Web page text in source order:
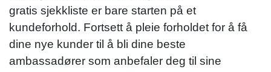
gratis sjekkliste er bare starten på et
kundeforhold. Fortsett å pleie forholdet for å få
dine nye kunder til å bli dine beste
ambassadører som anbefaler deg til sine